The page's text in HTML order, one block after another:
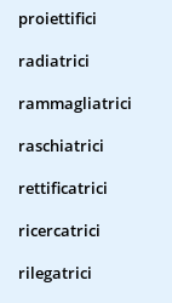
proiettifici
radiatrici
rammagliatrici
raschiatrici
rettificatrici
ricercatrici
rilegatrici